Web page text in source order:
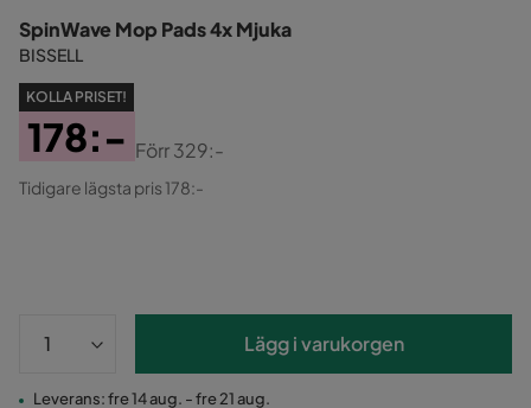
SpinWave Mop Pads 4x Mjuka
BISSELL
KOLLA PRISET!
Pris
178:-
Original
Förr329:-
Tidigare lägsta pris 178:-
Lägg i varukorgen
Leverans: fre 14 aug. - fre 21 aug.